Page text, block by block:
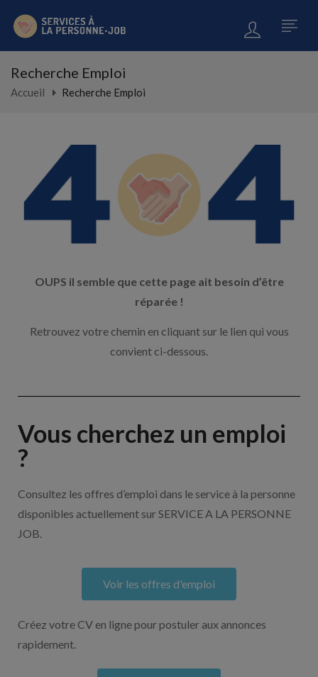
Recherche Emploi
Accueil Recherche Emploi
OUPS il semble que cette page ait besoin d’être
réparée !
Retrouvez votre chemin en cliquant sur le lien qui vous
convient ci-dessous.
Vous cherchez un emploi
?
Consultez les offres d’emploi dans le service à la personne
disponibles actuellement sur SERVICE A LA PERSONNE
JOB.
Voir les offres d'emploi
Créez votre CV en ligne pour postuler aux annonces
rapidement.